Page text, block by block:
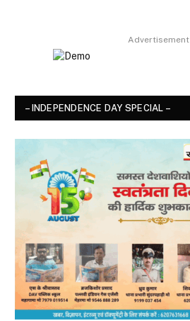
Advertisement
– INDEPENDENCE DAY SPECIAL –